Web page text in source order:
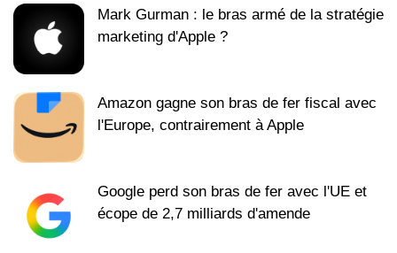
Mark Gurman : le bras armé de la stratégie
marketing d'Apple ?
Amazon gagne son bras de fer fiscal avec
l'Europe, contrairement à Apple
Google perd son bras de fer avec l'UE et
écope de 2,7 milliards d'amende